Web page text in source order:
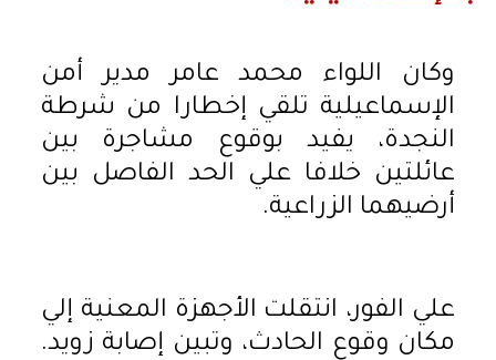
وكان اللواء محمد عامر مدير أمن
الإسماعيلية تلقي إخطارا من شرطة
النجدة، يفيد بوقوع مشاجرة بين
عائلتين خلافا علي الحد الفاصل بين
أرضيهما الزراعية.
علي الفور، انتقلت الأجهزة المعنية إلي
مكان وقوع الحادث، وتبين إصابة زويد.